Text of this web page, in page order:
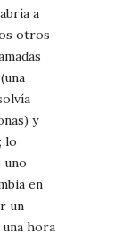
a
otros
y
lo
uno
en
un
una hora